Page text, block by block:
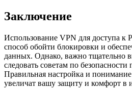
Заключение
Использование VPN для доступа
способ обойти блокировки и
данных. Однако, важно тщательно
следовать советам по
Правильная настройка и
увеличат вашу защиту и комфорт в